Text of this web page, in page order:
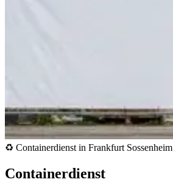
♻️ Containerdienst in Frankfurt Sossenheim
Containerdienst